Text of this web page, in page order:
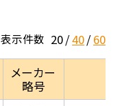
表示件数 20 40 60
メーカー
略号